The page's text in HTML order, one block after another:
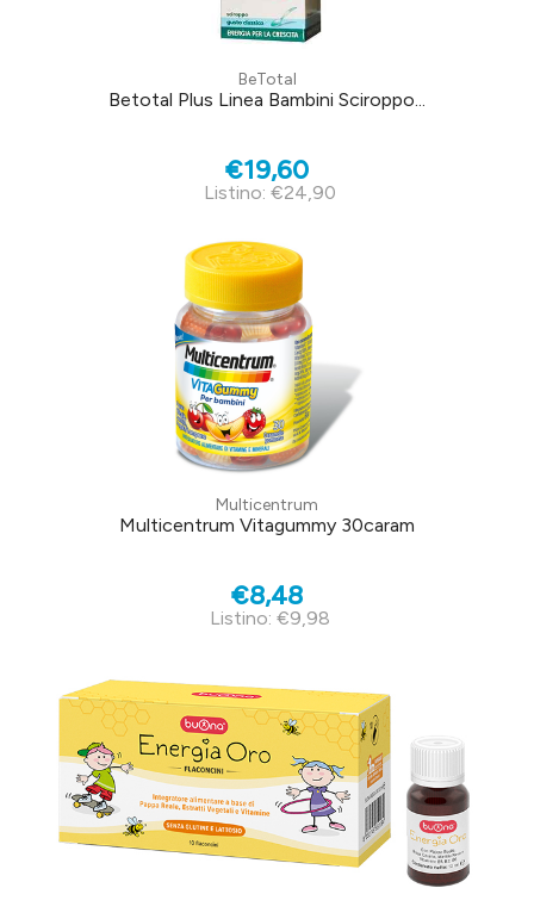
BeTotal
Betotal Plus Linea Bambini Sciroppo...
€19,60
Listino: €24,90
Multicentrum
Multicentrum Vitagummy 30caram
€8,48
Listino: €9,98